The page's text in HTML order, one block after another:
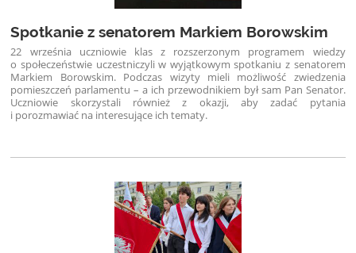
Spotkanie z senatorem Markiem Borowskim
22 września uczniowie klas z rozszerzonym programem wiedzy
o społeczeństwie uczestniczyli w wyjątkowym spotkaniu z senatorem
Markiem Borowskim. Podczas wizyty mieli możliwość zwiedzenia
pomieszczeń parlamentu – a ich przewodnikiem był sam Pan Senator.
Uczniowie skorzystali również z okazji, aby zadać pytania
i porozmawiać na interesujące ich tematy.